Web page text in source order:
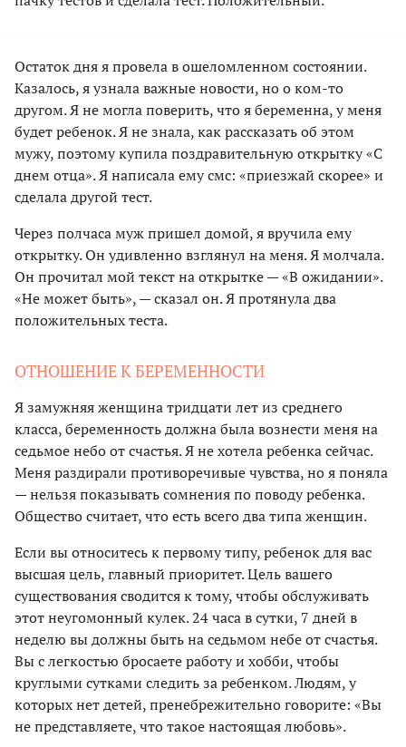
Остаток дня я провела в ошеломленном состоянии.
Казалось, я узнала важные новости, но о ком-то
другом. Я не могла поверить, что я беременна, у меня
будет ребенок. Я не знала, как рассказать об этом
мужу, поэтому купила поздравительную открытку «С
днем отца». Я написала ему смс: «приезжай скорее» и
сделала другой тест.
Через полчаса муж пришел домой, я вручила ему
открытку. Он удивленно взглянул на меня. Я молчала.
Он прочитал мой текст на открытке — «В ожидании».
«Не может быть», — сказал он. Я протянула два
положительных теста.
ОТНОШЕНИЕ К БЕРЕМЕННОСТИ
Я замужняя женщина тридцати лет из среднего
класса, беременность должна была вознести меня на
седьмое небо от счастья. Я не хотела ребенка сейчас.
Меня раздирали противоречивые чувства, но я поняла
— нельзя показывать сомнения по поводу ребенка.
Общество считает, что есть всего два типа женщин.
Если вы относитесь к первому типу, ребенок для вас
высшая цель, главный приоритет. Цель вашего
существования сводится к тому, чтобы обслуживать
этот неугомонный кулек. 24 часа в сутки, 7 дней в
неделю вы должны быть на седьмом небе от счастья.
Вы с легкостью бросаете работу и хобби, чтобы
круглыми сутками следить за ребенком. Людям, у
которых нет детей, пренебрежительно говорите: «Вы
не представляете, что такое настоящая любовь».